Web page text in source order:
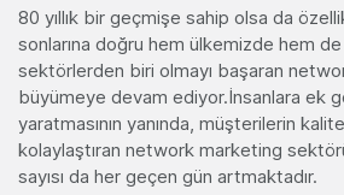
80 yıllık bir geçmişe sahip olsa da
sonlarına doğru hem ülkemizde hem
sektörlerden biri olmayı başaran
büyümeye devam ediyor.İnsanlara ek
yaratmasının yanında, müşterilerin
kolaylaştıran network marketing
sayısı da her geçen gün artmaktadır.